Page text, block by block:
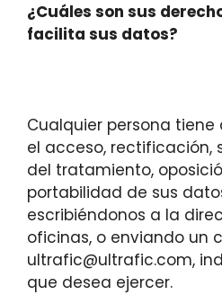
¿Cuáles son sus
facilita sus datos?
Cualquier persona
el acceso, rectificación,
del tratamiento,
portabilidad de sus
escribiéndonos a la
oficinas, o enviando un
ultrafic@ultrafic.com,
que desea ejercer.